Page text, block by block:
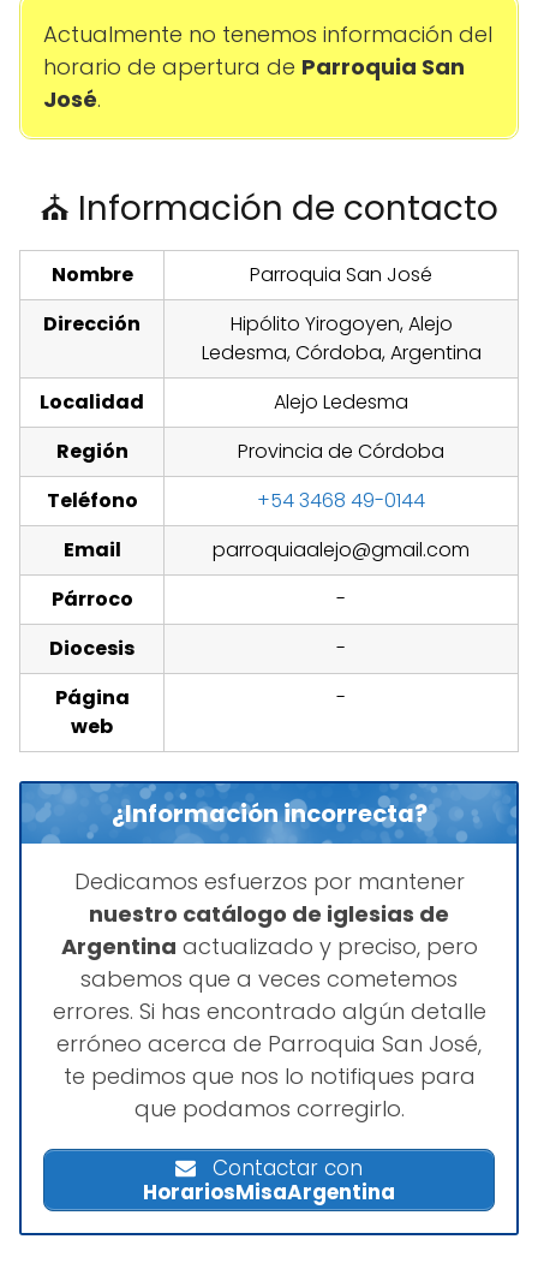
Actualmente no tenemos información del
horario de apertura de Parroquia San
José.
⛪ Información de contacto
Nombre
Parroquia San José
Dirección
Hipólito Yirogoyen, Alejo
Ledesma, Córdoba, Argentina
Localidad
Alejo Ledesma
Región
Provincia de Córdoba
Teléfono
+54 3468 49-0144
Email
parroquiaalejo@gmail.com
Párroco
-
Diocesis
-
Página
web
-
¿Información incorrecta?
Dedicamos esfuerzos por mantener
nuestro catálogo de iglesias de
Argentina actualizado y preciso, pero
sabemos que a veces cometemos
errores. Si has encontrado algún detalle
erróneo acerca de Parroquia San José,
te pedimos que nos lo notifiques para
que podamos corregirlo.
Contactar con
HorariosMisaArgentina